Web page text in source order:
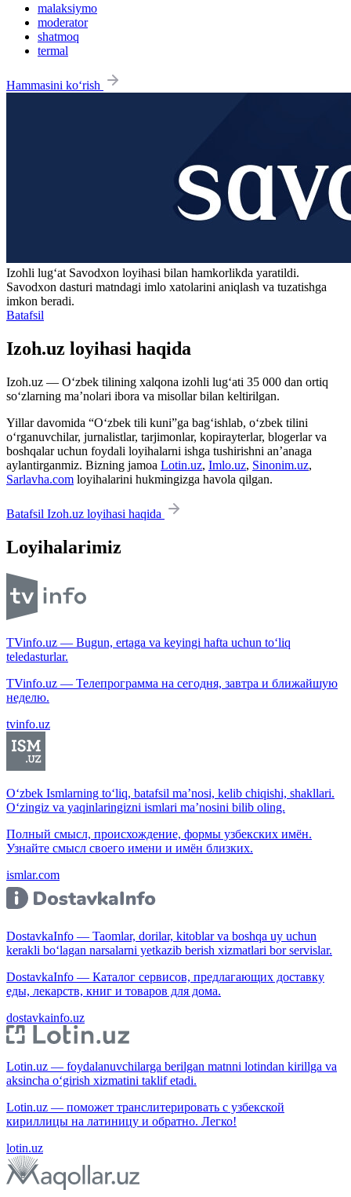
malaksiymo
moderator
shatmoq
termal
Hammasini ko‘rish
Izohli lugʻat Savodxon loyihasi bilan hamkorlikda yaratildi.
Savodxon dasturi matndagi imlo xatolarini aniqlash va tuzatishga
imkon beradi.
Batafsil
Izoh.uz loyihasi haqida
Izoh.uz — O‘zbek tilining xalqona izohli lug‘ati 35 000 dan ortiq
so‘zlarning ma’nolari ibora va misollar bilan keltirilgan.
Yillar davomida “O‘zbek tili kuni”ga bag‘ishlab, o‘zbek tilini
o‘rganuvchilar, jurnalistlar, tarjimonlar, kopirayterlar, blogerlar va
boshqalar uchun foydali loyihalarni ishga tushirishni an’anaga
aylantirganmiz. Bizning jamoa Lotin.uz, Imlo.uz, Sinonim.uz,
Sarlavha.com loyihalarini hukmingizga havola qilgan.
Batafsil Izoh.uz loyihasi haqida
Loyihalarimiz
TVinfo.uz — Bugun, ertaga va keyingi hafta uchun to‘liq
teledasturlar.
TVinfo.uz — Телепрограмма на сегодня, завтра и ближайшую
неделю.
tvinfo.uz
O‘zbek Ismlarning to‘liq, batafsil ma’nosi, kelib chiqishi, shakllari.
O‘zingiz va yaqinlaringizni ismlari ma’nosini bilib oling.
Полный смысл, происхождение, формы узбекских имён.
Узнайте смысл своего имени и имён близких.
ismlar.com
DostavkaInfo — Taomlar, dorilar, kitoblar va boshqa uy uchun
kerakli bo‘lagan narsalarni yetkazib berish xizmatlari bor servislar.
DostavkaInfo — Каталог сервисов, предлагающих доставку
еды, лекарств, книг и товаров для дома.
dostavkainfo.uz
Lotin.uz — foydalanuvchilarga berilgan matnni lotindan kirillga va
aksincha o‘girish xizmatini taklif etadi.
Lotin.uz — поможет транслитерировать с узбекской
кириллицы на латиницу и обратно. Легко!
lotin.uz